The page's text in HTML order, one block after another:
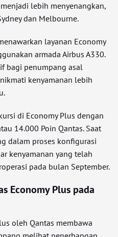
lebih menyenangkan,
dan Melbourne.
layanan Economy
armada Airbus A330.
bagi penumpang asal
kenyamanan lebih
di Economy Plus dengan
14.000 Poin Qantas. Saat
dalam proses konfigurasi
kenyamanan yang telah
pada bulan September.
Economy Plus pada
oleh Qantas membawa